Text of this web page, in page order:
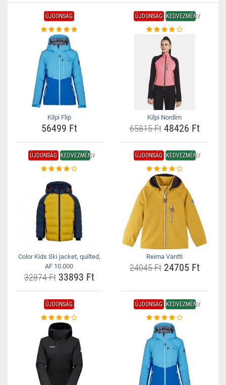
ÚJDONSÁG
Kilpi Flip
56499 Ft
ÚJDONSÁG KEDVEZMÉNY
Kilpi Nordim
65815 Ft48426 Ft
ÚJDONSÁG KEDVEZMÉNY
Color Kids Ski jacket, quilted,
AF 10.000
32874 Ft33893 Ft
ÚJDONSÁG KEDVEZMÉNY
Reima Vantti
24045 Ft24705 Ft
ÚJDONSÁG ÚJDONSÁG KEDVEZMÉNY